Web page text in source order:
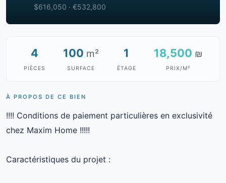
$616,050 · €532,800
4
PIÈCES
100 m²
SURFACE
1
ÉTAGE
18,500 ₪
PRIX/M²
À PROPOS DE CE BIEN
!!!! Conditions de paiement particulières en exclusivité
chez Maxim Home !!!!!
Caractéristiques du projet :